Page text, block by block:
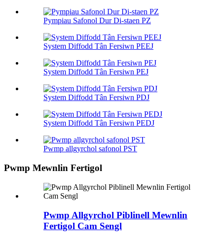
Pympiau Safonol Dur Di-staen PZ
System Diffodd Tân Fersiwn PEEJ
System Diffodd Tân Fersiwn PEJ
System Diffodd Tân Fersiwn PDJ
System Diffodd Tân Fersiwn PEDJ
Pwmp allgyrchol safonol PST
Pwmp Mewnlin Fertigol
Pwmp Allgyrchol Piblinell Mewnlin
Fertigol Cam Sengl